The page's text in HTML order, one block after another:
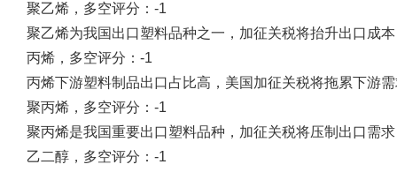
聚乙烯，多空评分：-1
聚乙烯为我国出口塑料品种之一，加征关税将抬升出口成
丙烯，多空评分：-1
丙烯下游塑料制品出口占比高，美国加征关税将拖累下游
聚丙烯，多空评分：-1
聚丙烯是我国重要出口塑料品种，加征关税将压制出口需
乙二醇，多空评分：-1